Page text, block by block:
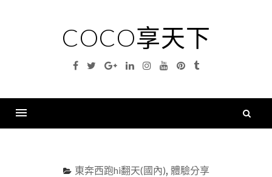
COCO享天下
Facebook
TwitterGoogleLinkedinInstagramYouTubePinterest
Tumblr
東奔西跑hi翻天(國內), 體驗分享